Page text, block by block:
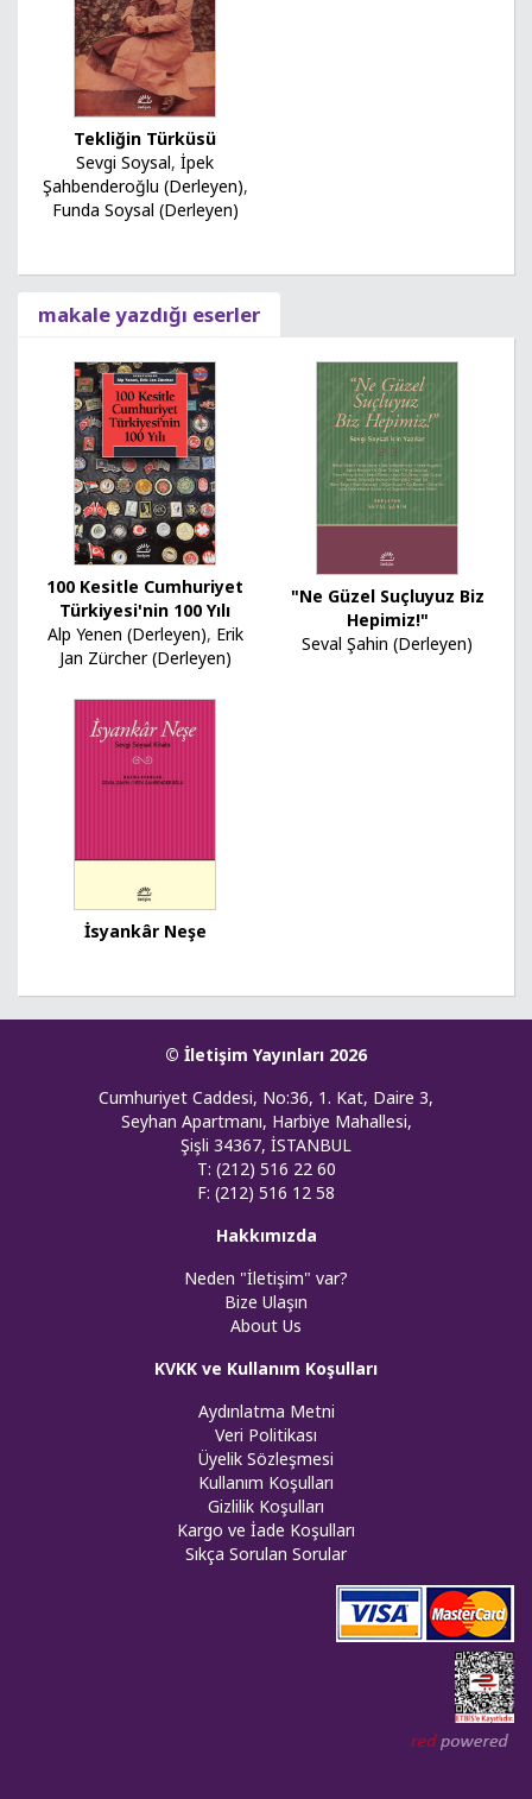
Tekliğin Türküsü
Sevgi Soysal, İpek
Şahbenderoğlu (Derleyen),
Funda Soysal (Derleyen)
makale yazdığı eserler
100 Kesitle Cumhuriyet
Türkiyesi'nin 100 Yılı
Alp Yenen (Derleyen), Erik
Jan Zürcher (Derleyen)
"Ne Güzel Suçluyuz Biz
Hepimiz!"
Seval Şahin (Derleyen)
İsyankâr Neşe
© İletişim Yayınları 2026
Cumhuriyet Caddesi, No:36, 1. Kat, Daire 3,
Seyhan Apartmanı, Harbiye Mahallesi,
Şişli 34367, İSTANBUL
T: (212) 516 22 60
F: (212) 516 12 58
Hakkımızda
Neden "İletişim" var?
Bize Ulaşın
About Us
KVKK ve Kullanım Koşulları
Aydınlatma Metni
Veri Politikası
Üyelik Sözleşmesi
Kullanım Koşulları
Gizlilik Koşulları
Kargo ve İade Koşulları
Sıkça Sorulan Sorular
Web